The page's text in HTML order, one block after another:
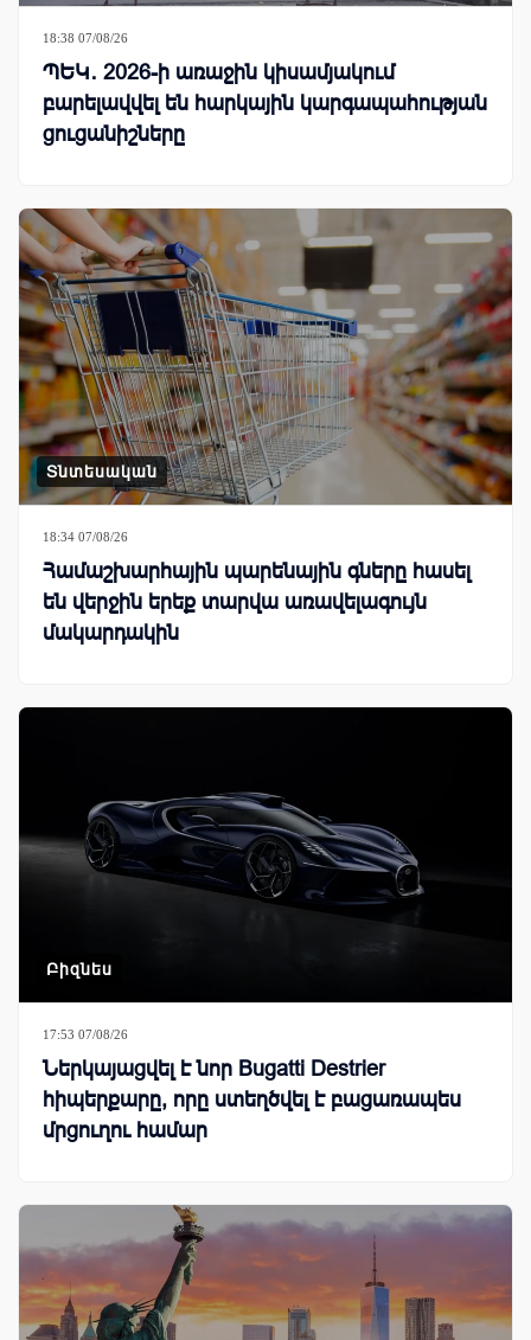
18:38 07/08/26
ՊԵԿ․ 2026-ի առաջին կիսամյակում
բարելավվել են հարկային կարգապահության
ցուցանիշները
Տնտեսական
18:34 07/08/26
Համաշխարհային պարենային գները հասել
են վերջին երեք տարվա առավելագույն
մակարդակին
Բիզնես
17:53 07/08/26
Ներկայացվել է նոր Bugatti Destrier
հիպերքարը, որը ստեղծվել է բացառապես
մրցուղու համար